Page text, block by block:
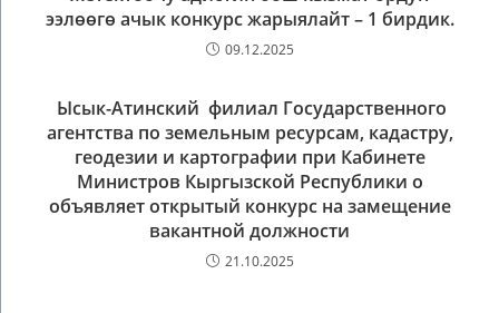
ээлөөгө ачык конкурс жарыялайт – 1 бирдик.
09.12.2025
Ысык-Атинский филиал Государственного
агентства по земельным ресурсам, кадастру,
геодезии и картографии при Кабинете
Министров Кыргызской Республики о
объявляет открытый конкурс на замещение
вакантной должности
21.10.2025